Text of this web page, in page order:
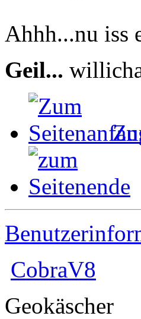
Ahhh...nu iss
Geil...
CobraV8
Geokäscher